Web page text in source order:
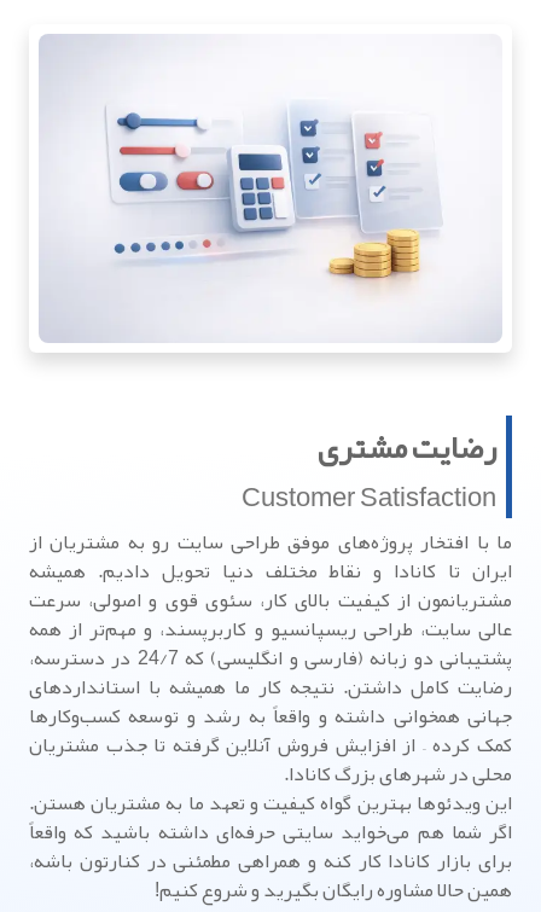
رضایت مشتری
Customer Satisfaction
ما با افتخار پروژه‌های موفق طراحی سایت رو به مشتریان از
ایران تا کانادا و نقاط مختلف دنیا تحویل دادیم. همیشه
مشتریانمون از کیفیت بالای کار، سئوی قوی و اصولی، سرعت
عالی سایت، طراحی ریسپانسیو و کاربرپسند، و مهم‌تر از همه
پشتیبانی دو زبانه (فارسی و انگلیسی) که 24/7 در دسترسه،
رضایت کامل داشتن. نتیجه کار ما همیشه با استانداردهای
جهانی همخوانی داشته و واقعاً به رشد و توسعه کسب‌وکارها
کمک کرده – از افزایش فروش آنلاین گرفته تا جذب مشتریان
محلی در شهرهای بزرگ کانادا.
این ویدئوها بهترین گواه کیفیت و تعهد ما به مشتریان هستن.
اگر شما هم می‌خواید سایتی حرفه‌ای داشته باشید که واقعاً
برای بازار کانادا کار کنه و همراهی مطمئنی در کنارتون باشه،
همین حالا مشاوره رایگان بگیرید و شروع کنیم!